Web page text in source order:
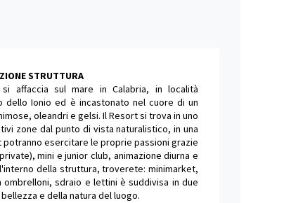
STRUTTURA
affaccia sul mare in Calabria, in località
dello Ionio ed è incastonato nel cuore di un
oleandri e gelsi. Il Resort si trova in uno
zone dal punto di vista naturalistico, in una
esercitare le proprie passioni grazie
mini e junior club, animazione diurna e
della struttura, troverete: minimarket,
sdraio e lettini è suddivisa in due
e della natura del luogo.